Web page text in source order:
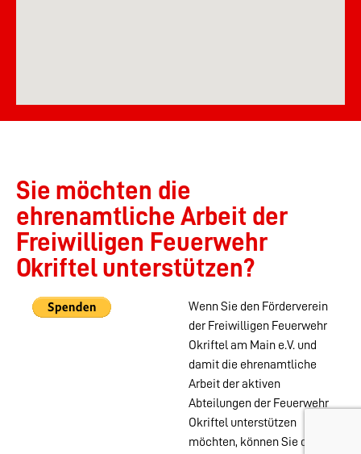
Sie möchten die
ehrenamtliche Arbeit der
Freiwilligen Feuerwehr
Okriftel unterstützen?
Wenn Sie den Förderverein
der Freiwilligen Feuerwehr
Okriftel am Main e.V. und
damit die ehrenamtliche
Arbeit der aktiven
Abteilungen der Feuerwehr
Okriftel unterstützen
möchten, können Sie das